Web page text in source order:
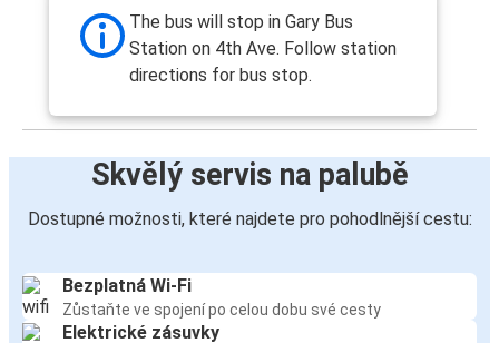
The bus will stop in Gary Bus
Station on 4th Ave. Follow station
directions for bus stop.
Skvělý servis na palubě
Dostupné možnosti, které najdete pro pohodlnější cestu:
Bezplatná Wi-Fi
Zůstaňte ve spojení po celou dobu své cesty
Elektrické zásuvky